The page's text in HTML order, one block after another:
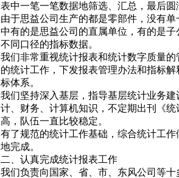
表中一笔一笔数据地筛选、汇总，最后圆
由于思益公司生产的都是零部件，没有
中有的是思益公司的直属单位，有的是
不同口径的指标数据。
我们非常重视统计报表和统计数字质量
的统计工作，下发报表管理办法和指标
标体系。
我们坚持深入基层，指导基层统计业务
计、财务、计算机知识，不定期出刊《
高，队伍一直比较稳定。
有了规范的统计工作基础，综合统计工
地完成。
二、认真完成统计报表工作
我们负责向国家、省、市、东风公司等